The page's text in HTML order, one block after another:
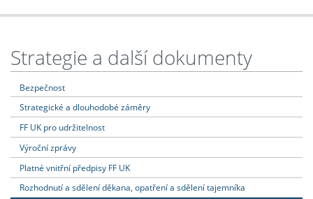
Strategie a další dokumenty
Bezpečnost
Strategické a dlouhodobé záměry
FF UK pro udržitelnost
Výroční zprávy
Platné vnitřní předpisy FF UK
Rozhodnutí a sdělení děkana, opatření a sdělení tajemníka